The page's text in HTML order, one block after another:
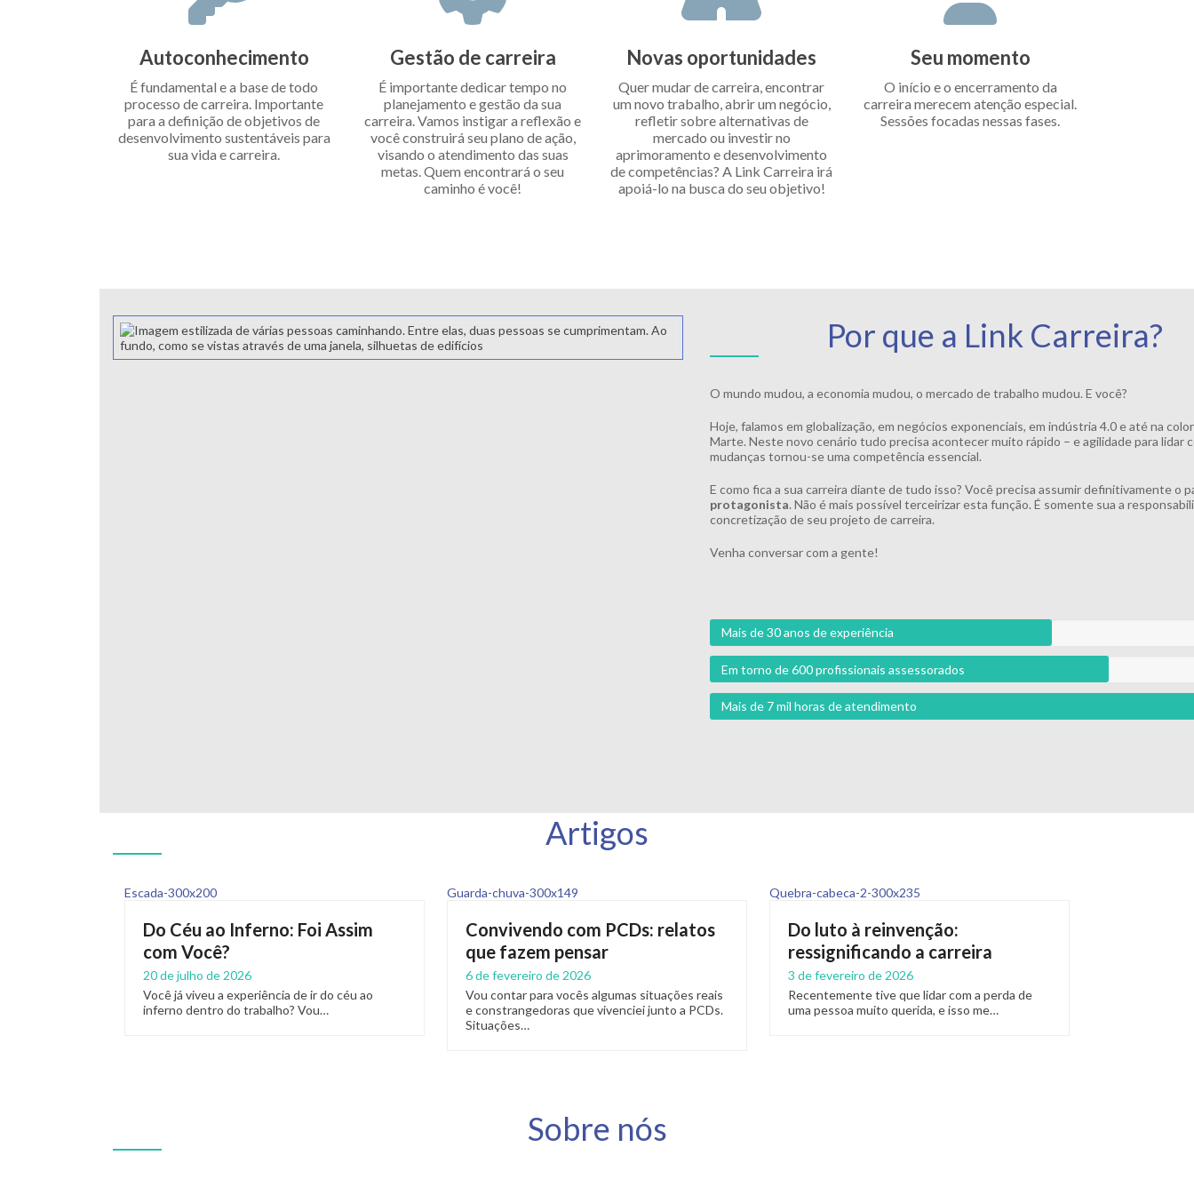
Autoconhecimento
É fundamental e a base de todo
processo de carreira. Importante
para a definição de objetivos de
desenvolvimento sustentáveis para
sua vida e carreira.
Gestão de carreira
É importante dedicar tempo no
planejamento e gestão da sua
carreira. Vamos instigar a reflexão e
você construirá seu plano de ação,
visando o atendimento das suas
metas. Quem encontrará o seu
caminho é você!
Novas oportunidades
Quer mudar de carreira, encontrar
um novo trabalho, abrir um negócio,
refletir sobre alternativas de
mercado ou investir no
aprimoramento e desenvolvimento
de competências? A Link Carreira irá
apoiá-lo na busca do seu objetivo!
Seu momento
O início e o encerramento da
carreira merecem atenção especial.
Sessões focadas nessas fases.
Por que a Link Carreira?
O mundo mudou, a economia mudou, o mercado de trabalho mudou. E você?
Hoje, falamos em globalização, em negócios exponenciais, em indústria 4.0 e até na
Marte. Neste novo cenário tudo precisa acontecer muito rápido – e agilidade para lidar
mudanças tornou-se uma competência essencial.
E como fica a sua carreira diante de tudo isso? Você precisa assumir definitivamente o
protagonista. Não é mais possível terceirizar esta função. É somente sua a
concretização de seu projeto de carreira.
Venha conversar com a gente!
Mais de 30 anos de experiência
Em torno de 600 profissionais assessorados
Mais de 7 mil horas de atendimento
Artigos
Do Céu ao Inferno: Foi Assim
com Você?
20 de julho de 2026
Você já viveu a experiência de ir do céu ao
inferno dentro do trabalho? Vou…
Convivendo com PCDs: relatos
que fazem pensar
6 de fevereiro de 2026
Vou contar para vocês algumas situações reais
e constrangedoras que vivenciei junto a PCDs.
Situações…
Do luto à reinvenção:
ressignificando a carreira
3 de fevereiro de 2026
Recentemente tive que lidar com a perda de
uma pessoa muito querida, e isso me…
Sobre nós